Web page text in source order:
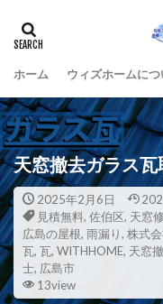
ホーム ウィズホームにつ
天窓撤去ガラス
2025年2月6日
見積無料, 佐伯区, 天窓
広島の屋根, 雨漏り, 株式
瓦, 瓦, WITHHOME, 天窓
士, 広島市
13view